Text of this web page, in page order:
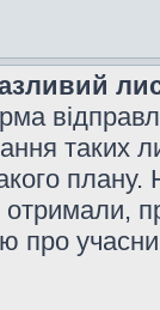
таких
про